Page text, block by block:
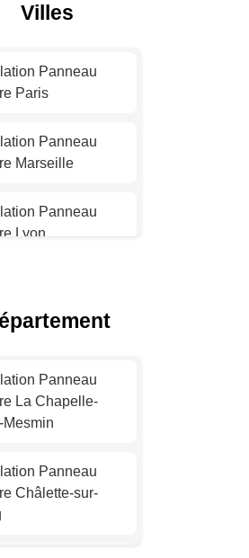
Villes
Panneau
Paris
Panneau
Marseille
Panneau
Lyon
Nice
Panneau
Panneau
Strasbourg
Panneau
La Chapelle-
Mesmin
Panneau
Châlette-sur-